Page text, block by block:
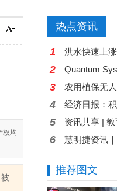
权均
热点资讯
1
2
3 农用植保无
4 经济日报：
5 资讯共享 |
6
推荐图文